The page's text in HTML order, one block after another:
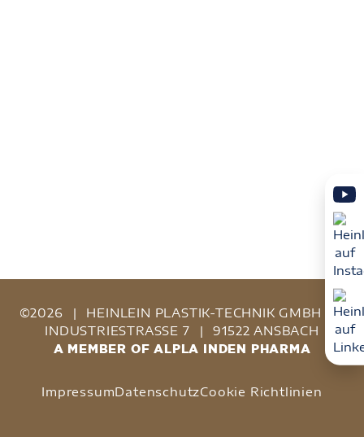
©2026 | HEINLEIN PLASTIK-TECHNIK GMBH
|
INDUSTRIESTRASSE 7
| 91522 ANSBACH
A MEMBER OF ALPLA INDEN PHARMA
ImpressumDatenschutzCookie Richtlinien